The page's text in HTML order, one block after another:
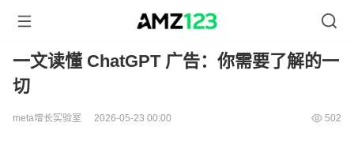
一文读懂 ChatGPT 广告：你需要了解的一
切
meta增长实验室 2026-05-23 00:00 502